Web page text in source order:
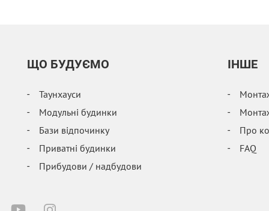
ЩО БУДУЄМО
Таунхауси
Модульні будинки
Бази відпочинку
Приватні будинки
Прибудови / надбудови
IНШЕ
Про
FAQ